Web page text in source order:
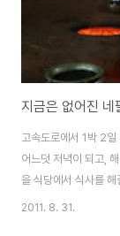
지금은 없어진 네
고속도로에서 1박 2일
어느덧 저녁이 되고,
을 식당에서 식사를
을 느낄 수 있는 음식
2011. 8. 31.